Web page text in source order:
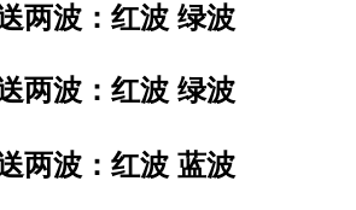
两波：红波 绿波
两波：红波 绿波
两波：红波 蓝波